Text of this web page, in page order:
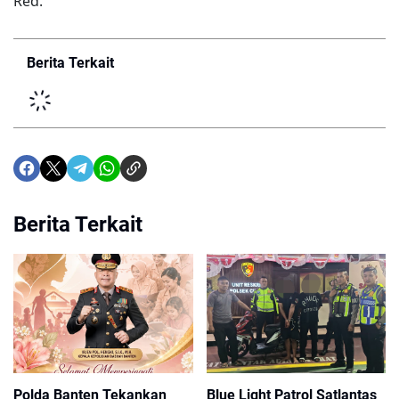
Berita Terkait
Berita Terkait
Polda Banten Tekankan Blue Light Patrol Satlantas